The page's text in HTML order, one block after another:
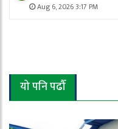
Aug 6, 2026 3:17 PM
यो पनि पढौँ